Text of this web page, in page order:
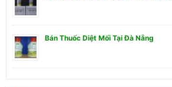
Bán Thuốc Diệt Mối Tại Đà Nẵng